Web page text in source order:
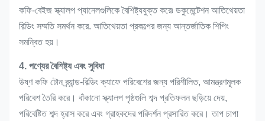
কফি-বেইজ স্ক্যালপ প্যানেলগুলিকে বৈশিষ্ট্যযুক্ত করে৷ ডকুমেন্টেশন আতিথেয়তা
বিল্ডিং সম্মতি সমর্থন করে. আতিথেয়তা প্রকল্পের জন্য আন্তর্জাতিক শিপিং
সমন্বিত হয়।
4. পণ্যের বৈশিষ্ট্য এবং সুবিধা
উষ্ণ কফি টোন ব্র্যান্ড-বিল্ডিং ক্যাফে পরিবেশের জন্য পরিশীলিত, আমন্ত্রণমূলক
পরিবেশ তৈরি করে। বাঁকানো স্ক্যালপ পৃষ্ঠগুলি শব্দ প্রতিফলন ছড়িয়ে দেয়,
পরিবেষ্টিত শব্দ হ্রাস করে এবং গ্রাহকদের পরিদর্শন প্রসারিত করে। তাপ চাপা